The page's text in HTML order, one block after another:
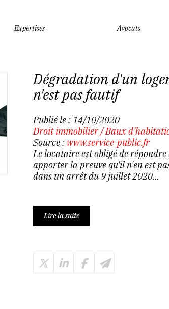
Expertises Avocats
Dégradation d'un
n'est pas fautif
Publié le :14/10/2020
Droit immobilier/Baux
Source : www.service-public.fr
Le locataire est obligé de
apporter la preuve qu'il n'en est
dans un arrêt du 9 juillet 2020...
Lire la suite